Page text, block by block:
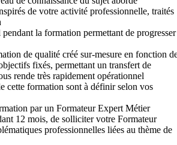
de votre activité professionnelle, traités
la formation permettant de progresser
de qualité créé sur-mesure en fonction
fixés, permettant un transfert de
rende très rapidement opérationnel
cette formation sont à définir selon vos
par un Formateur Expert Métier
12 mois, de solliciter votre Formateur
professionnelles liées au thème de